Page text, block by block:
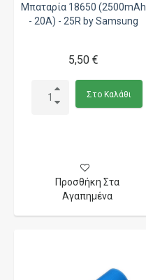
Μπαταρία 18650 (2500mAh
- 20A) - 25R by Samsung
5,50 €
Στο Καλάθι
Προσθήκη Στα
Αγαπημένα